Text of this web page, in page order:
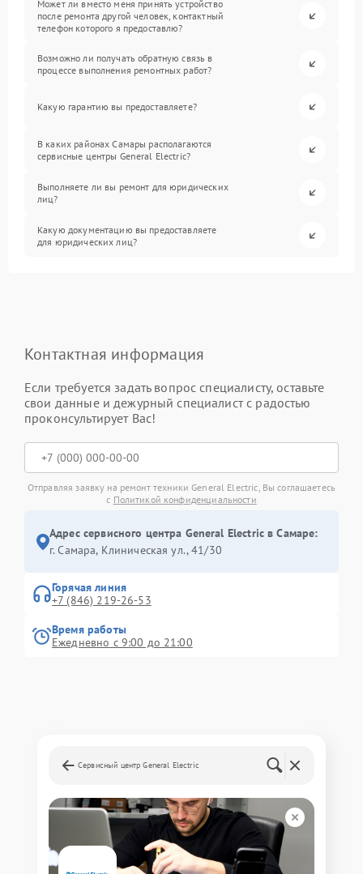
Может ли вместо меня принять устройство
после ремонта другой человек, контактный
телефон которого я предоставлю?
Возможно ли получать обратную связь в
процессе выполнения ремонтных работ?
Какую гарантию вы предоставляете?
В каких районах Самары располагаются
сервисные центры General Electric?
Выполняете ли вы ремонт для юридических
лиц?
Какую документацию вы предоставляете
для юридических лиц?
Контактная информация
Если требуется задать вопрос специалисту, оставьте
свои данные и дежурный специалист с радостью
проконсультирует Вас!
Отправляя заявку на ремонт техники General Electric, Вы соглашаетесь
с Политикой конфиденциальности
Адрес сервисного центра General Electric в Самаре:
г. Самара, Клиническая ул., 41/30
Горячая линия
+7 (846) 219-26-53
Время работы
Ежедневно с 9:00 до 21:00
Сервисный центр General Electric